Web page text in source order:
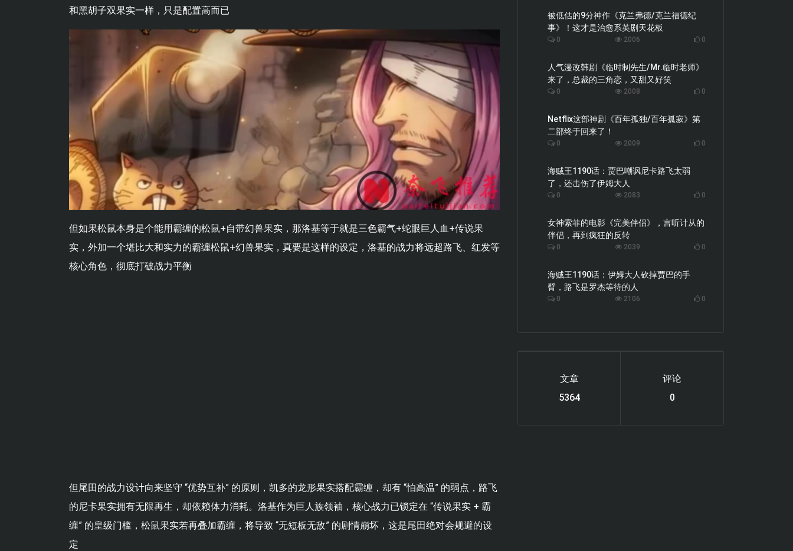
和黑胡子双果实一样，只是配置高而已
但如果松鼠本身是个能用霸缠的松鼠+自带幻兽果实，那洛基等于就是三色霸气+蛇眼巨人血+传说果
实，外加一个堪比大和实力的霸缠松鼠+幻兽果实，真要是这样的设定，洛基的战力将远超路飞、红发等
核心角色，彻底打破战力平衡
但尾田的战力设计向来坚守 “优势互补” 的原则，凯多的龙形果实搭配霸缠，却有 “怕高温” 的弱点，路飞
的尼卡果实拥有无限再生，却依赖体力消耗。洛基作为巨人族领袖，核心战力已锁定在 “传说果实 + 霸
缠” 的皇级门槛，松鼠果实若再叠加霸缠，将导致 “无短板无敌” 的剧情崩坏，这是尾田绝对会规避的设
定
被低估的9分神作《克兰弗德/克兰福德纪
事》！这才是治愈系英剧天花板
0 2006 0
人气漫改韩剧《临时制先生/Mr.临时老师》
来了，总裁的三角恋，又甜又好笑
0 2008 0
Netflix这部神剧《百年孤独/百年孤寂》第
二部终于回来了！
0 2009 0
海贼王1190话：贾巴嘲讽尼卡路飞太弱
了，还击伤了伊姆大人
0 2083 0
女神索菲的电影《完美伴侣》，言听计从的
伴侣，再到疯狂的反转
0 2039 0
海贼王1190话：伊姆大人砍掉贾巴的手
臂，路飞是罗杰等待的人
0 2106 0
文章
6119
评论
0